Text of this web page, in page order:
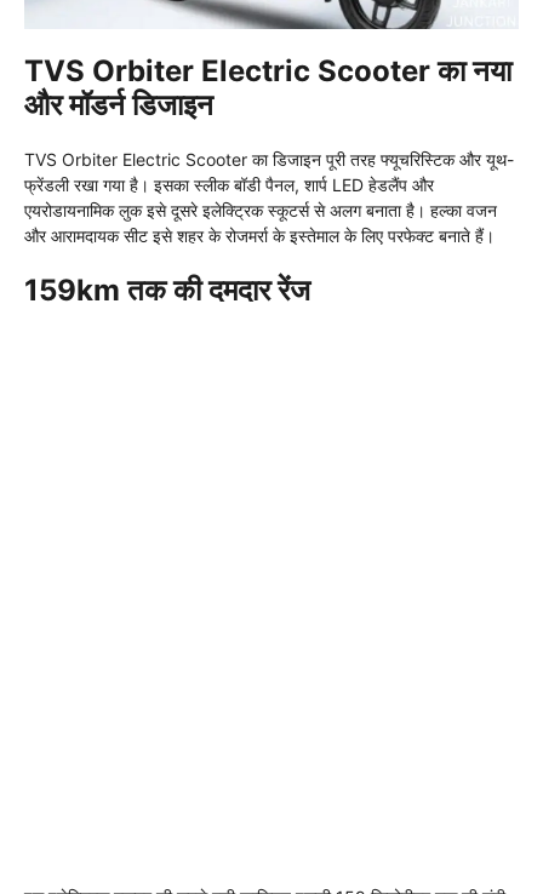
TVS Orbiter Electric Scooter का नया
और मॉडर्न डिजाइन
TVS Orbiter Electric Scooter का डिजाइन पूरी तरह फ्यूचरिस्टिक और यूथ-
फ्रेंडली रखा गया है। इसका स्लीक बॉडी पैनल, शार्प LED हेडलैंप और
एयरोडायनामिक लुक इसे दूसरे इलेक्ट्रिक स्कूटर्स से अलग बनाता है। हल्का वजन
और आरामदायक सीट इसे शहर के रोजमर्रा के इस्तेमाल के लिए परफेक्ट बनाते हैं।
159km तक की दमदार रेंज